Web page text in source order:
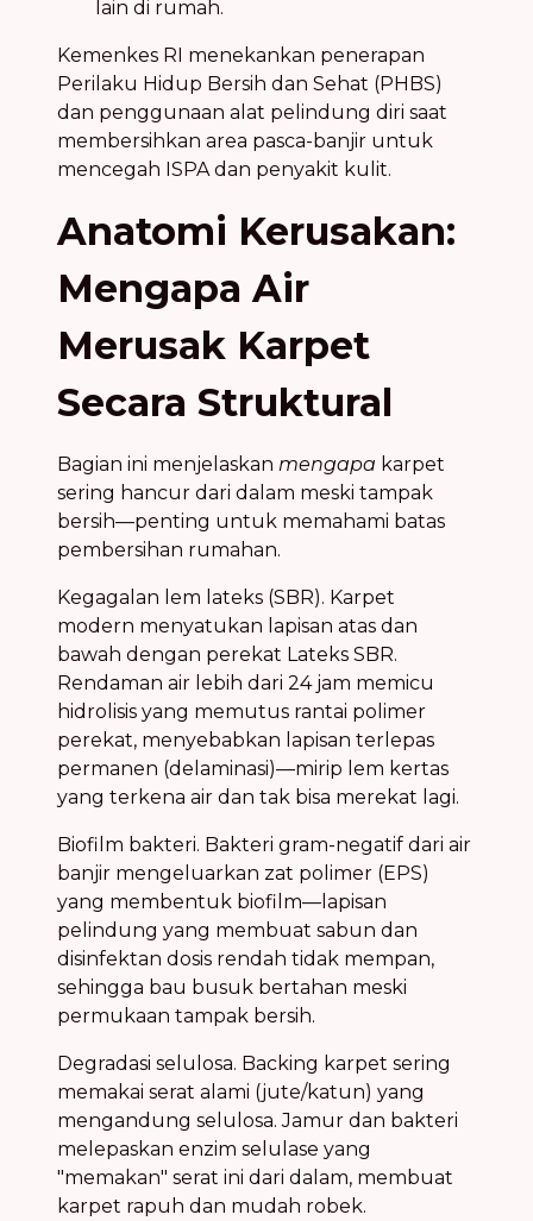
lain di rumah.
Kemenkes RI menekankan penerapan
Perilaku Hidup Bersih dan Sehat (PHBS)
dan penggunaan alat pelindung diri saat
membersihkan area pasca-banjir untuk
mencegah ISPA dan penyakit kulit.
Anatomi Kerusakan:
Mengapa Air
Merusak Karpet
Secara Struktural
Bagian ini menjelaskan mengapa karpet
sering hancur dari dalam meski tampak
bersih—penting untuk memahami batas
pembersihan rumahan.
Kegagalan lem lateks (SBR). Karpet
modern menyatukan lapisan atas dan
bawah dengan perekat Lateks SBR.
Rendaman air lebih dari 24 jam memicu
hidrolisis yang memutus rantai polimer
perekat, menyebabkan lapisan terlepas
permanen (delaminasi)—mirip lem kertas
yang terkena air dan tak bisa merekat lagi.
Biofilm bakteri. Bakteri gram-negatif dari air
banjir mengeluarkan zat polimer (EPS)
yang membentuk biofilm—lapisan
pelindung yang membuat sabun dan
disinfektan dosis rendah tidak mempan,
sehingga bau busuk bertahan meski
permukaan tampak bersih.
Degradasi selulosa. Backing karpet sering
memakai serat alami (jute/katun) yang
mengandung selulosa. Jamur dan bakteri
melepaskan enzim selulase yang
"memakan" serat ini dari dalam, membuat
karpet rapuh dan mudah robek.